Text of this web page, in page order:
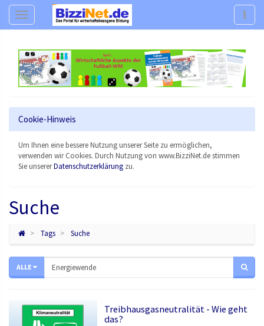
Navigation
Cookie-Hinweis
Um Ihnen eine bessere Nutzung unserer Seite zu ermöglichen,
verwenden wir Cookies. Durch Nutzung von www.BizziNet.de stimmen
Sie unsererDatenschutzerklärung zu.
Suche
Tags Suche
ALLE
Treibhausgasneutralität - Wie geht
das?